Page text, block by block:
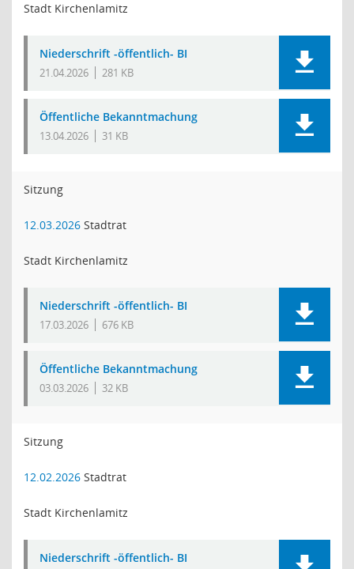
Stadt Kirchenlamitz
Niederschrift -öffentlich- BI
21.04.2026 281 KB
Öffentliche Bekanntmachung
13.04.2026 31 KB
Sitzung
12.03.2026 Stadtrat
Stadt Kirchenlamitz
Niederschrift -öffentlich- BI
17.03.2026 676 KB
Öffentliche Bekanntmachung
03.03.2026 32 KB
Sitzung
12.02.2026 Stadtrat
Stadt Kirchenlamitz
Niederschrift -öffentlich- BI